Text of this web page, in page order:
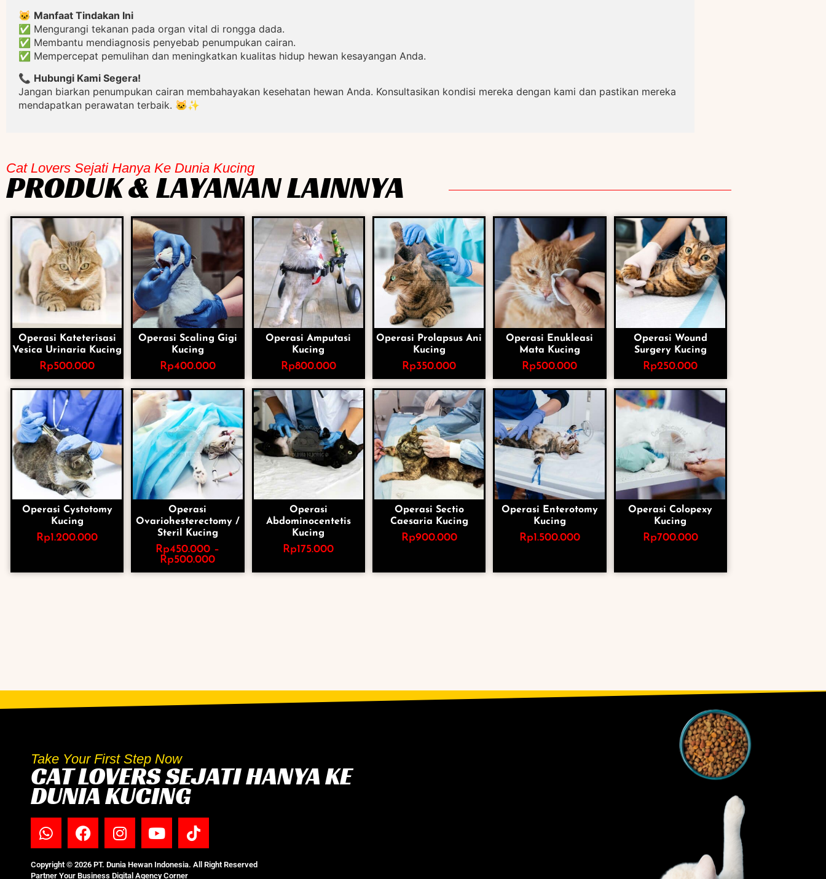
🐱 Manfaat Tindakan Ini
✅ Mengurangi tekanan pada organ vital di rongga dada.
✅ Membantu mendiagnosis penyebab penumpukan cairan.
✅ Mempercepat pemulihan dan meningkatkan kualitas hidup hewan kesayangan Anda.
📞 Hubungi Kami Segera!
Jangan biarkan penumpukan cairan membahayakan kesehatan hewan Anda. Konsultasikan kondisi mereka dengan kami dan pastikan mereka
mendapatkan perawatan terbaik. 🐱✨
Cat Lovers Sejati Hanya Ke Dunia Kucing
PRODUK & LAYANAN LAINNYA
Operasi Kateterisasi
Vesica Urinaria Kucing
Rp500.000
Operasi Scaling Gigi
Kucing
Rp400.000
Operasi Amputasi
Kucing
Rp800.000
Operasi Prolapsus Ani
Kucing
Rp350.000
Operasi Enukleasi
Mata Kucing
Rp500.000
Operasi Wound
Surgery Kucing
Rp250.000
Operasi Cystotomy
Kucing
Rp1.200.000
Operasi
Ovariohesterectomy /
Steril Kucing
Rp450.000 –
Rp500.000
Operasi
Abdominocentetis
Kucing
Rp175.000
Operasi Sectio
Caesaria Kucing
Rp900.000
Operasi Enterotomy
Kucing
Rp1.500.000
Operasi Colopexy
Kucing
Rp700.000
Take Your First Step Now
CAT LOVERS SEJATI HANYA KE
DUNIA KUCING
Copyright © 2026 PT. Dunia Hewan Indonesia. All Right Reserved
Partner Your Business Digital Agency Corner